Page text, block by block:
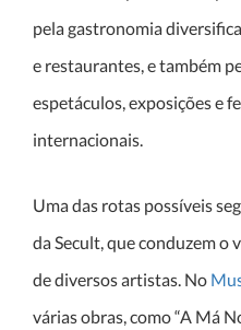
pela gastronomia
e restaurantes, e também
espetáculos, exposições e
internacionais.
Uma das rotas possíveis
da Secult, que conduzem
de diversos artistas. No
várias obras, como “A Má